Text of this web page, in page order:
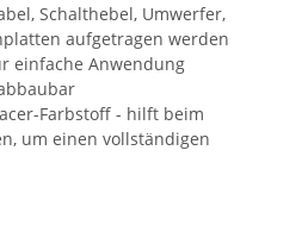
Schalthebel, Umwerfer,
aufgetragen werden
einfache Anwendung
Farbstoff - hilft beim
um einen vollständigen